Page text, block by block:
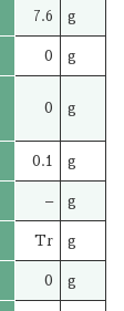
7.6 g
0 g
0 g
0.1 g
– g
Tr g
0 g